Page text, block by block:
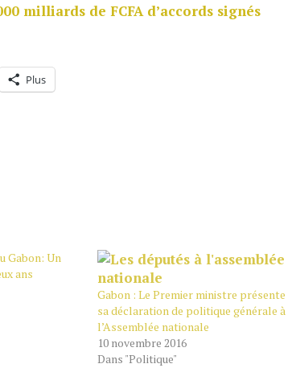
milliards de FCFA d’accords signés
Plus
Gabon: Un
ans
Gabon : Le Premier ministre présente
sa déclaration de politique générale à
l’Assemblée nationale
10 novembre 2016
Dans "Politique"